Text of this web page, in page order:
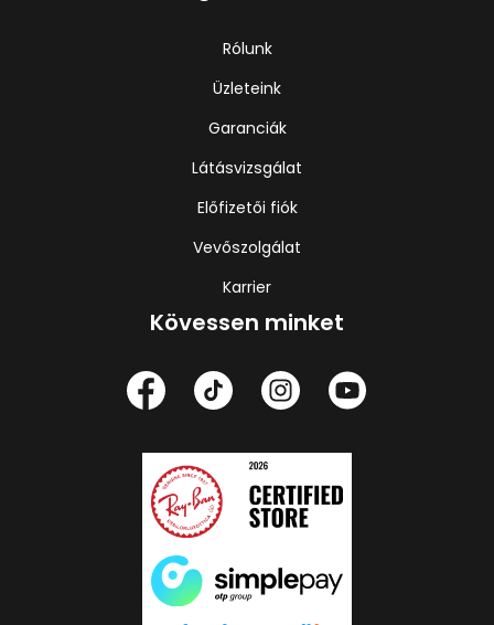
Rólunk
Üzleteink
Garanciák
Látásvizsgálat
Előfizetői fiók
Vevőszolgálat
Karrier
Kövessen minket